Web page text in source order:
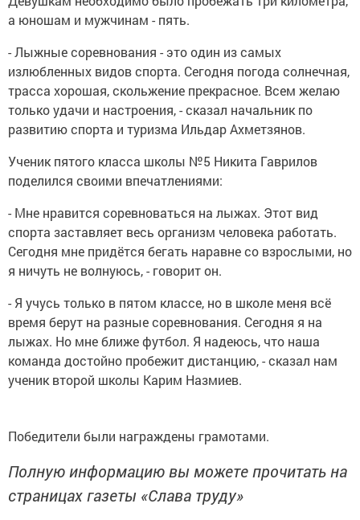
а юношам и мужчинам - пять.
- Лыжные соревнования - это один из самых
излюбленных видов спорта. Сегодня погода солнечная,
трасса хорошая, скольжение прекрасное. Всем желаю
только удачи и настроения, - сказал начальник по
развитию спорта и туризма Ильдар Ахметзянов.
Ученик пятого класса школы №5 Никита Гаврилов
поделился своими впечатлениями:
- Мне нравится соревноваться на лыжах. Этот вид
спорта заставляет весь организм человека работать.
Сегодня мне придётся бегать наравне со взрослыми, но
я ничуть не волнуюсь, - говорит он.
- Я учусь только в пятом классе, но в школе меня всё
время берут на разные соревнования. Сегодня я на
лыжах. Но мне ближе футбол. Я надеюсь, что наша
команда достойно пробежит дистанцию, - сказал нам
ученик второй школы Карим Назмиев.
Победители были награждены грамотами.
Полную информацию вы можете прочитать на
страницах газеты «Слава труду»